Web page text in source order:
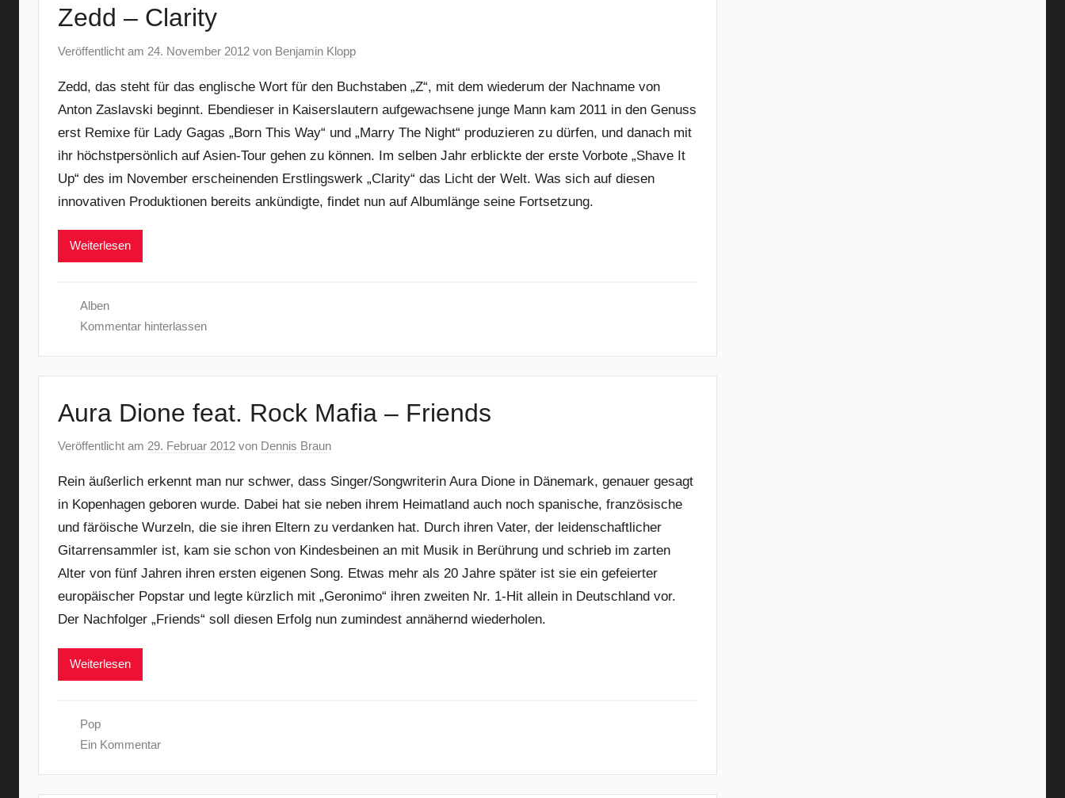
Zedd – Clarity
Veröffentlicht am 24. November 2012 von Benjamin Klopp
Zedd, das steht für das englische Wort für den Buchstaben „Z“, mit dem wiederum der Nachname von
Anton Zaslavski beginnt. Ebendieser in Kaiserslautern aufgewachsene junge Mann kam 2011 in den Genuss
erst Remixe für Lady Gagas „Born This Way“ und „Marry The Night“ produzieren zu dürfen, und danach mit
ihr höchstpersönlich auf Asien-Tour gehen zu können. Im selben Jahr erblickte der erste Vorbote „Shave It
Up“ des im November erscheinenden Erstlingswerk „Clarity“ das Licht der Welt. Was sich auf diesen
innovativen Produktionen bereits ankündigte, findet nun auf Albumlänge seine Fortsetzung.
Weiterlesen
Alben
Kommentar hinterlassen
Aura Dione feat. Rock Mafia – Friends
Veröffentlicht am 29. Februar 2012 von Dennis Braun
Rein äußerlich erkennt man nur schwer, dass Singer/Songwriterin Aura Dione in Dänemark, genauer gesagt
in Kopenhagen geboren wurde. Dabei hat sie neben ihrem Heimatland auch noch spanische, französische
und färöische Wurzeln, die sie ihren Eltern zu verdanken hat. Durch ihren Vater, der leidenschaftlicher
Gitarrensammler ist, kam sie schon von Kindesbeinen an mit Musik in Berührung und schrieb im zarten
Alter von fünf Jahren ihren ersten eigenen Song. Etwas mehr als 20 Jahre später ist sie ein gefeierter
europäischer Popstar und legte kürzlich mit „Geronimo“ ihren zweiten Nr. 1-Hit allein in Deutschland vor.
Der Nachfolger „Friends“ soll diesen Erfolg nun zumindest annähernd wiederholen.
Weiterlesen
Pop
Ein Kommentar